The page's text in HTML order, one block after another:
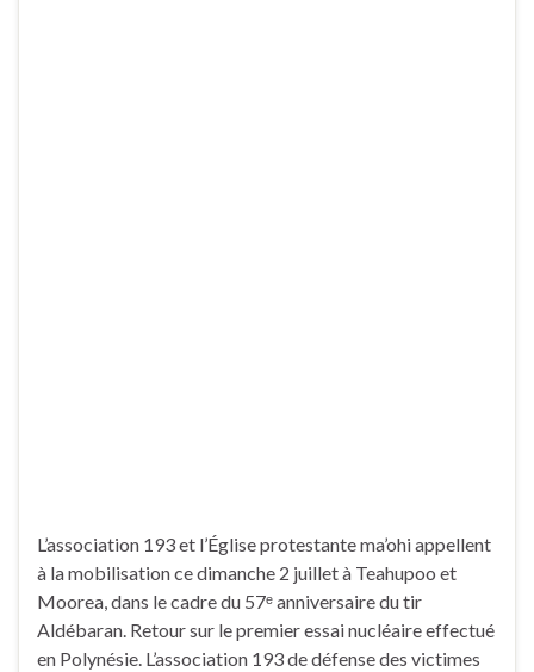
L’association 193 et l’Église protestante ma’ohi appellent
à la mobilisation ce dimanche 2 juillet à Teahupoo et
Moorea, dans le cadre du 57ᵉ anniversaire du tir
Aldébaran. Retour sur le premier essai nucléaire effectué
en Polynésie. L’association 193 de défense des victimes